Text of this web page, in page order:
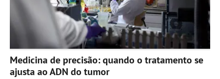
Medicina de precisão: quando o tratamento se
ajusta ao ADN do tumor